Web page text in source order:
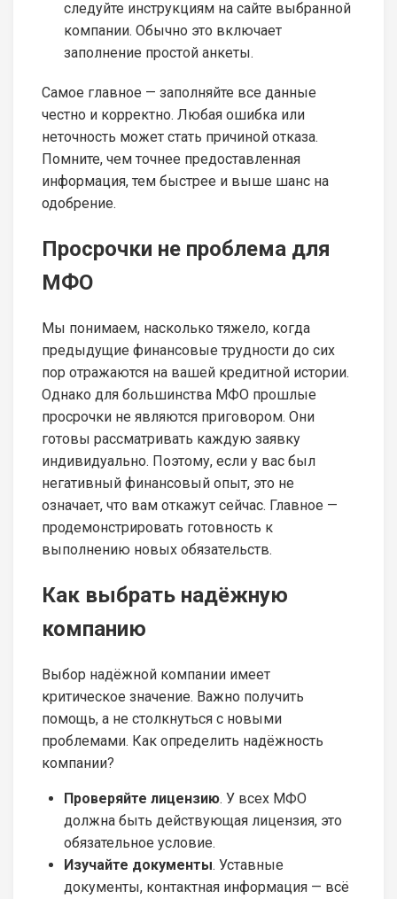
следуйте инструкциям на сайте выбранной
компании. Обычно это включает
заполнение простой анкеты.
Самое главное — заполняйте все данные
честно и корректно. Любая ошибка или
неточность может стать причиной отказа.
Помните, чем точнее предоставленная
информация, тем быстрее и выше шанс на
одобрение.
Просрочки не проблема для
МФО
Мы понимаем, насколько тяжело, когда
предыдущие финансовые трудности до сих
пор отражаются на вашей кредитной истории.
Однако для большинства МФО прошлые
просрочки не являются приговором. Они
готовы рассматривать каждую заявку
индивидуально. Поэтому, если у вас был
негативный финансовый опыт, это не
означает, что вам откажут сейчас. Главное —
продемонстрировать готовность к
выполнению новых обязательств.
Как выбрать надёжную
компанию
Выбор надёжной компании имеет
критическое значение. Важно получить
помощь, а не столкнуться с новыми
проблемами. Как определить надёжность
компании?
Проверяйте лицензию. У всех МФО
должна быть действующая лицензия, это
обязательное условие.
Изучайте документы. Уставные
документы, контактная информация — всё